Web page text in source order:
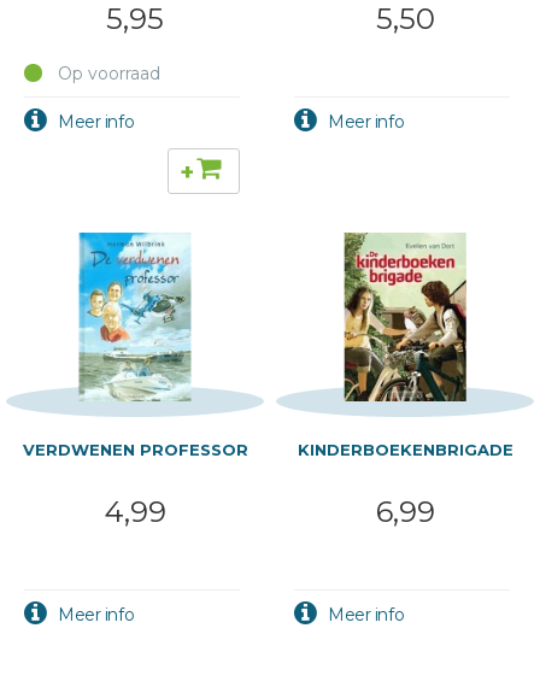
5,95
Op voorraad
+
5,50
VERDWENEN PROFESSOR
4,99
KINDERBOEKENBRIGADE
6,99